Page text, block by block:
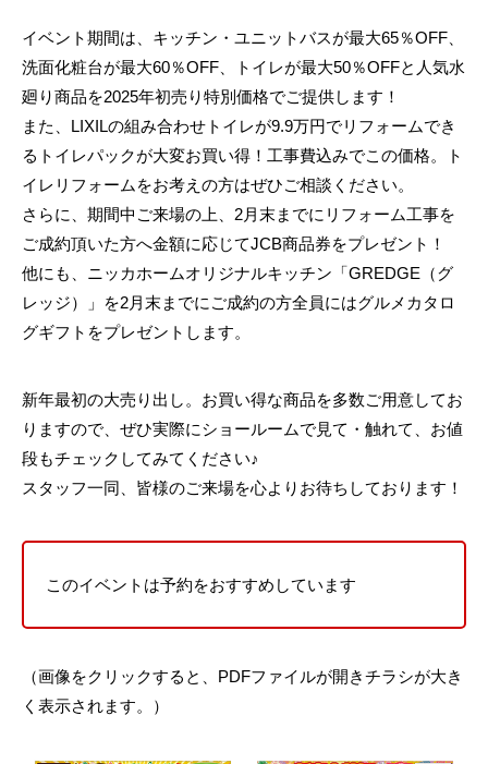
イベント期間は、キッチン・ユニットバスが最大65％OFF、
洗面化粧台が最大60％OFF、トイレが最大50％OFFと人気水
廻り商品を2025年初売り特別価格でご提供します！
また、LIXILの組み合わせトイレが9.9万円でリフォームでき
るトイレパックが大変お買い得！工事費込みでこの価格。ト
イレリフォームをお考えの方はぜひご相談ください。
さらに、期間中ご来場の上、2月末までにリフォーム工事を
ご成約頂いた方へ金額に応じてJCB商品券をプレゼント！
他にも、ニッカホームオリジナルキッチン「GREDGE（グ
レッジ）」を2月末までにご成約の方全員にはグルメカタロ
グギフトをプレゼントします。
新年最初の大売り出し。お買い得な商品を多数ご用意してお
りますので、ぜひ実際にショールームで見て・触れて、お値
段もチェックしてみてください♪
スタッフ一同、皆様のご来場を心よりお待ちしております！
このイベントは予約をおすすめしています
（画像をクリックすると、PDFファイルが開きチラシが大き
く表示されます。）